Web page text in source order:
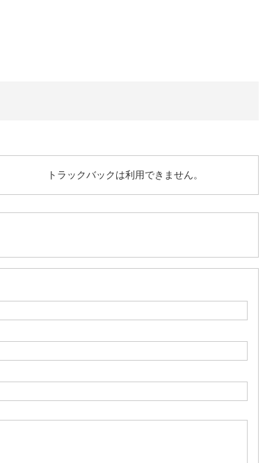
トラックバックは利用できません。